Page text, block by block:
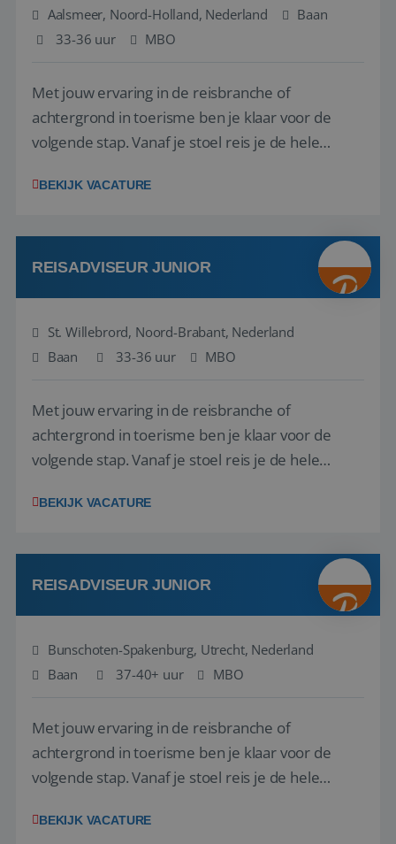
Aalsmeer, Noord-Holland, Nederland
Baan
33-36 uur
MBO
Met jouw ervaring in de reisbranche of
achtergrond in toerisme ben je klaar voor de
volgende stap. Vanaf je stoel reis je de hele
wensen van je team, je klant en wat er in de
klanten te overtuigen om die droomreis te
boeken! ...
BEKIJK VACATURE
REISADVISEUR JUNIOR
St. Willebrord, Noord-Brabant, Nederland
Baan
33-36 uur MBO
Met jouw ervaring in de reisbranche of
achtergrond in toerisme ben je klaar voor de
volgende stap. Vanaf je stoel reis je de hele
wensen van je team, je klant en wat er in de
klanten te overtuigen om die droomreis te
boeken! ...
BEKIJK VACATURE
REISADVISEUR JUNIOR
Bunschoten-Spakenburg, Utrecht, Nederland
Baan
37-40+ uur MBO
Met jouw ervaring in de reisbranche of
achtergrond in toerisme ben je klaar voor de
volgende stap. Vanaf je stoel reis je de hele
wensen van je team, je klant en wat er in de
BEKIJK VACATURE